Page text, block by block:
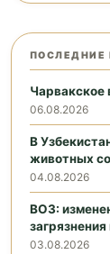
ПОСЛЕДНИЕ
Чарвакское
06.08.2026
В
животных
04.08.2026
ВОЗ:
03.08.2026